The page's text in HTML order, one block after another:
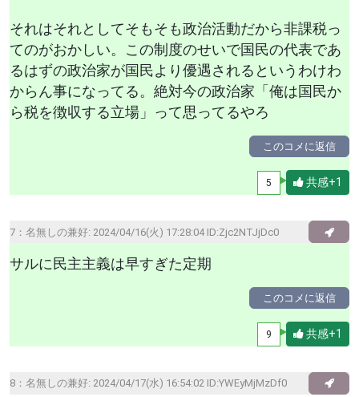
それはそれとしてそもそも政治活動だから非課税っ
てのがおかしい。この制度のせいで国民の代表であ
るはずの政治家が国民より優遇されるというわけわ
からん事になってる。絶対今の政治家「俺は国民か
ら税を徴収する立場」って思ってるやろ
このコメに返信
5 共感+1
7： 名無しの兼好: 2024/04/16(火) 17:28:04 ID:Zjc2NTJjDc0
サルに民主主義は早すぎた定期
このコメに返信
9 共感+1
8： 名無しの兼好: 2024/04/17(水) 16:54:02 ID:YWEyMjMzDf0